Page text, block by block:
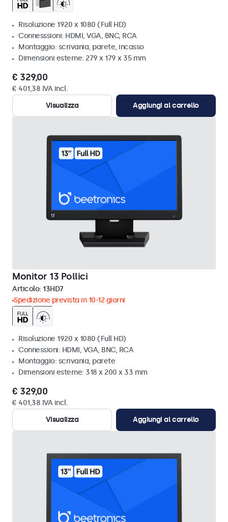
Risoluzione 1920 x 1080 (Full HD)
Connesssioni: HDMI, VGA, BNC, RCA
Montaggio: scrivania, parete, incasso
Dimensioni esterne: 279 x 179 x 35 mm
€ 329,00
€ 401,38 IVA incl.
Visualizza
Aggiungi al carrello
Monitor 13 Pollici
Articolo: 13HD7
Spedizione prevista in 10-12 giorni
Risoluzione 1920 x 1080 (Full HD)
Connessioni: HDMI, VGA, BNC, RCA
Montaggio: scrivania, parete
Dimensioni esterne: 318 x 200 x 33 mm
€ 329,00
€ 401,38 IVA incl.
Visualizza
Aggiungi al carrello